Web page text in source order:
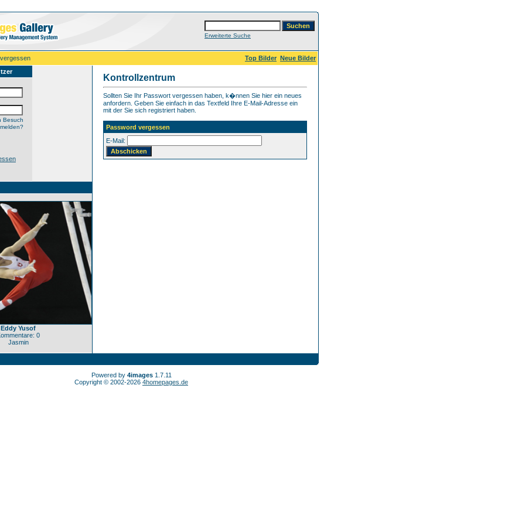
Erweiterte Suche
Top Bilder Neue Bilder
Besuch
Eddy Yusof
0
Jasmin
Kontrollzentrum
Sollten Sie Ihr Passwort vergessen haben, k�nnen Sie hier ein neues
anfordern. Geben Sie einfach in das Textfeld Ihre E-Mail-Adresse ein
mit der Sie sich registriert haben.
Password vergessen
E-Mail:
Powered by 4images1.7.11
Copyright © 2002-2026 4homepages.de